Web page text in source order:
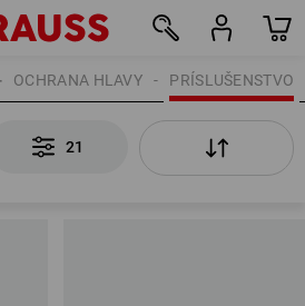
PRÍSLUŠENSTVO
OCHRANA HLAVY
21